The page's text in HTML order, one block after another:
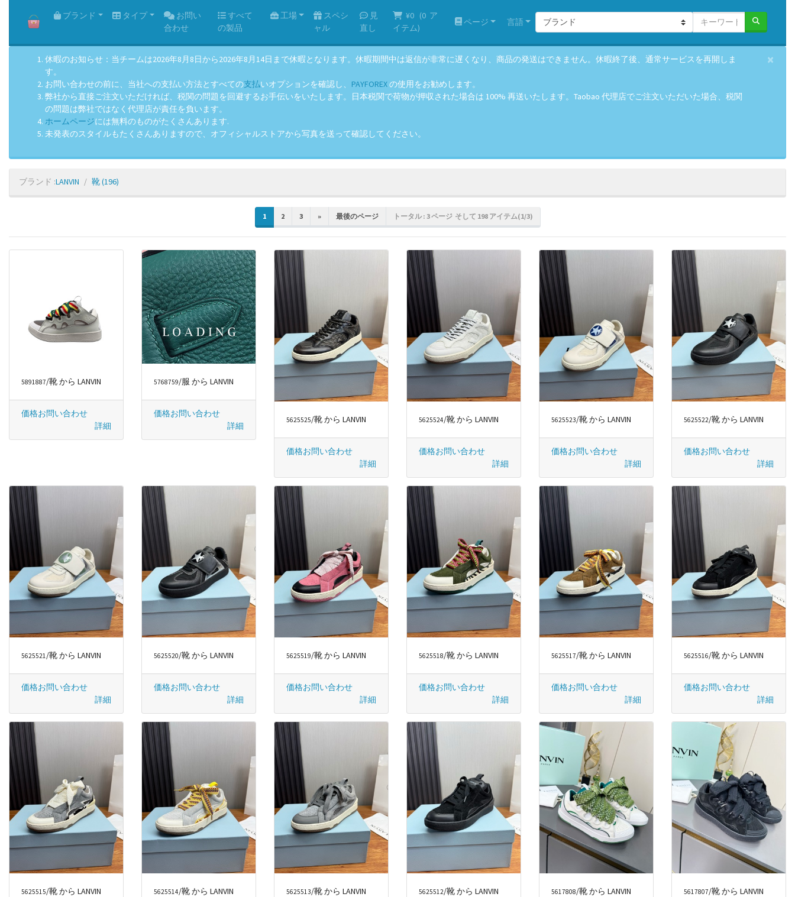
HOME
ブランド タイプ
お問い
合わせ
すべて
の製品
工場
スペシ
ャル
見
直し
¥0 (0 ア
イテム)
ページ 言語
休暇のお知らせ：当チームは2026年8月8日から2026年8月14日まで休暇となります。休暇期間中は返信が非常に遅くなり、商品の発送はできません。休暇終了後、通常サービスを再開しま
す。
お問い合わせの前に、当社への支払い方法とすべての支払いオプションを確認し、 PAYFOREXの使用をお勧めします。
弊社から直接ご注文いただければ、税関の問題を回避するお手伝いをいたします。日本税関で荷物が押収された場合は 100% 再送いたします。Taobao 代理店でご注文いただいた場合、税関
の問題は弊社ではなく代理店が責任を負います。
ホームページには無料のものがたくさんあります.
未発表のスタイルもたくさんありますので、オフィシャルストアから写真を送って確認してください。
×
ブランド :LANVIN 靴(196)
1 2 3 » 最後のページ トータル : 3 ページ そして 198 アイテム(1/3)
5891887/靴 から LANVIN
価格お問い合わせ
詳細
5768759/服 から LANVIN
価格お問い合わせ
詳細
5625525/靴 から LANVIN
価格お問い合わせ
詳細
5625524/靴 から LANVIN
価格お問い合わせ
詳細
5625523/靴 から LANVIN
価格お問い合わせ
詳細
5625522/靴 から LANVIN
価格お問い合わせ
詳細
5625521/靴 から LANVIN
価格お問い合わせ
詳細
5625520/靴 から LANVIN
価格お問い合わせ
詳細
5625519/靴 から LANVIN
価格お問い合わせ
詳細
5625518/靴 から LANVIN
価格お問い合わせ
詳細
5625517/靴 から LANVIN
価格お問い合わせ
詳細
5625516/靴 から LANVIN
価格お問い合わせ
詳細
5625515/靴 から LANVIN 5625514/靴 から LANVIN 5625513/靴 から LANVIN 5625512/靴 から LANVIN 5617808/靴 から LANVIN 5617807/靴 から LANVIN